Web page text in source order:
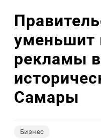
уменьшит
рекламы в
Самары
Бизнес